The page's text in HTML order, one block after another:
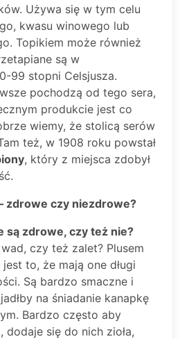
Używa się w tym celu
kwasu winowego lub
Topikiem może również
są w
99 stopni Celsjusza.
pochodzą od tego sera,
produkcie jest co
wiemy, że stolicą serów
też, w 1908 roku powstał
, który z miejsca zdobył
zdrowe czy niezdrowe?
są zdrowe, czy też nie?
czy też zalet? Plusem
to, że mają one długi
Są bardzo smaczne i
na śniadanie kanapkę
Bardzo często aby
dodaje się do nich zioła,